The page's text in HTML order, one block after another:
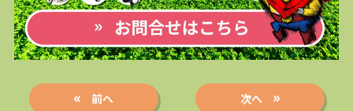
前へ 次へ